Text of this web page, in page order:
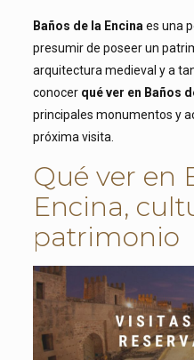
Baños de la Encina es una
presumir de poseer un
arquitectura medieval y a
conocer qué ver en Baños
principales monumentos y
próxima visita.
Qué ver en
Encina,
patrimonio